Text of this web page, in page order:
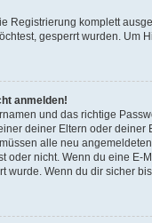
Registrierung komplett
gesperrt wurden. Um
anmelden!
und das richtige
deiner Eltern oder
alle neu
oder nicht. Wenn du eine
wurde. Wenn du dir sicher